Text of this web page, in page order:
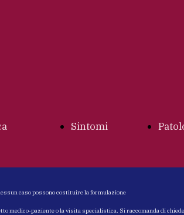
Sintomi
caso possono costituire la formulazione
medico-paziente o la visita specialistica. Si raccomanda di